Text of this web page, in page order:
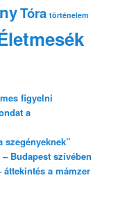
Tóra történelem
figyelni
a
Budapest szívében
a mámzer